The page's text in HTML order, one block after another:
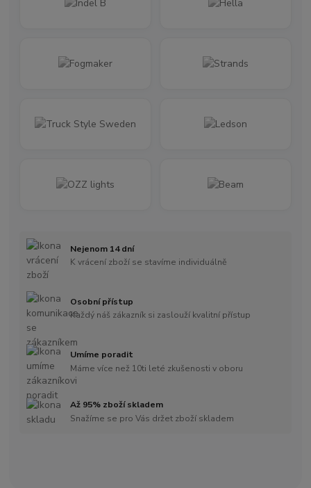
Nejenom 14 dní
K vrácení zboží se stavíme individuálně
Osobní přístup
Každý náš zákazník si zaslouží kvalitní přístup
Umíme poradit
Máme více než 10ti leté zkušenosti v oboru
Až 95% zboží skladem
Snažíme se pro Vás držet zboží skladem